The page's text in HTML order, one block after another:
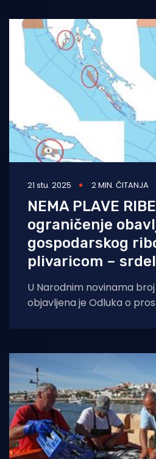
21 stu. 2025 2 MIN. ČITANJA
NEMA PLAVE
ograničenje
gospodarskog
plivaricom –
U Narodnim novinama broj
objavljena je Odluka o
gospodarskog ribolova na